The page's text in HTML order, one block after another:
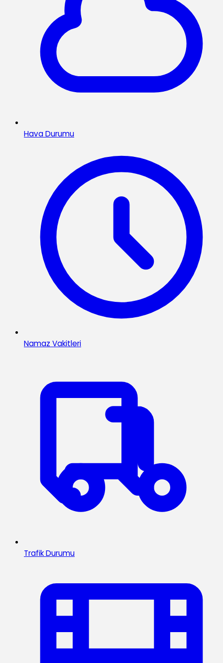
Hava Durumu
Namaz Vakitleri
Trafik Durumu